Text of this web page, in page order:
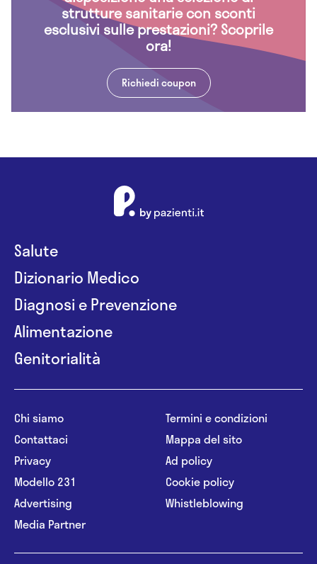
strutture sanitarie con sconti
esclusivi sulle prestazioni? Scoprile
ora!
Richiedi coupon
Salute
Dizionario Medico
Diagnosi e Prevenzione
Alimentazione
Genitorialità
Chi siamo
Contattaci
Privacy
Modello 231
Advertising
Media Partner
Termini e condizioni
Mappa del sito
Ad policy
Cookie policy
Whistleblowing